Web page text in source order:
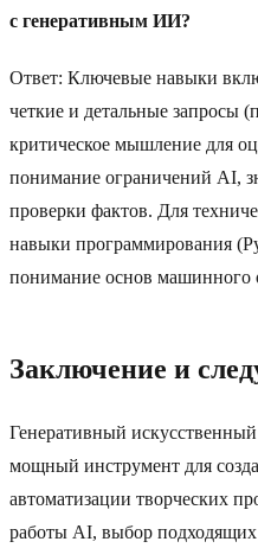
с генеративным ИИ?
Ответ: Ключевые навыки
четкие и детальные запросы
критическое мышление для
понимание ограничений AI,
проверки фактов. Для
навыки программирования
понимание основ машинного
Заключение и
Генеративный искусственный
мощный инструмент для
автоматизации творческих
работы AI, выбор